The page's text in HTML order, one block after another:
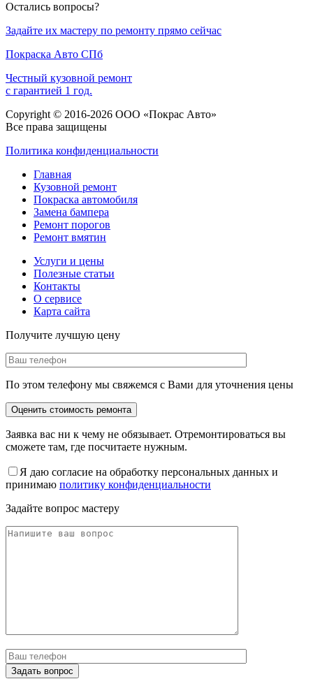
Остались вопросы?
Задайте их мастеру по ремонту прямо сейчас
Покраска Авто СПб
Честный кузовной ремонт
с гарантией 1 год.
Copyright © 2016-2026 ООО «Покрас Авто»
Все права защищены
Политика конфиденциальности
Главная
Кузовной ремонт
Покраска автомобиля
Замена бампера
Ремонт порогов
Ремонт вмятин
Услуги и цены
Полезные статьи
Контакты
О сервисе
Карта сайта
Получите лучшую цену
По этом телефону мы свяжемся с Вами для уточнения цены
Заявка вас ни к чему не обязывает. Отремонтироваться вы
сможете там, где посчитаете нужным.
Я даю согласие на обработку персональных данных и
принимаю политику конфиденциальности
Задайте вопрос мастеру